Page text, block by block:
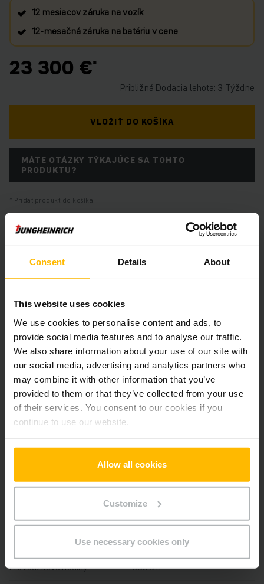
Consent Details About
This website uses cookies
We use cookies to personalise content and ads, to
provide social media features and to analyse our traffic.
We also share information about your use of our site with
our social media, advertising and analytics partners who
may combine it with other information that you’ve
provided to them or that they’ve collected from your use
of their services. You consent to our cookies if you
continue to use our website.
Allow all cookies
Customize
Use necessary cookies only
12 mesiacov záruka na vozík
12‑mesačná záruka na batériu v cene
23 300 €
Približná Dodacia lehota: 3 Týždne
VLOŽIŤ DO KOŠÍKA
MÁTE OTÁZKY TÝKAJÚCE SA TOHTO
PRODUKTU?
Pridať produkt do košíka
Informácie o výrobku
Nasledujúca časť poskytuje komplexný prehľad technických
Technické údaje
Batéria
Oloveno-kyselinová, 48 V /
750 Ah
Nabíjač Áno, 48 V / 80 A
Rok výroby batérie
Rok 2021
4400 mm
1800 kg
Prevádzkové hodiny 3635 h